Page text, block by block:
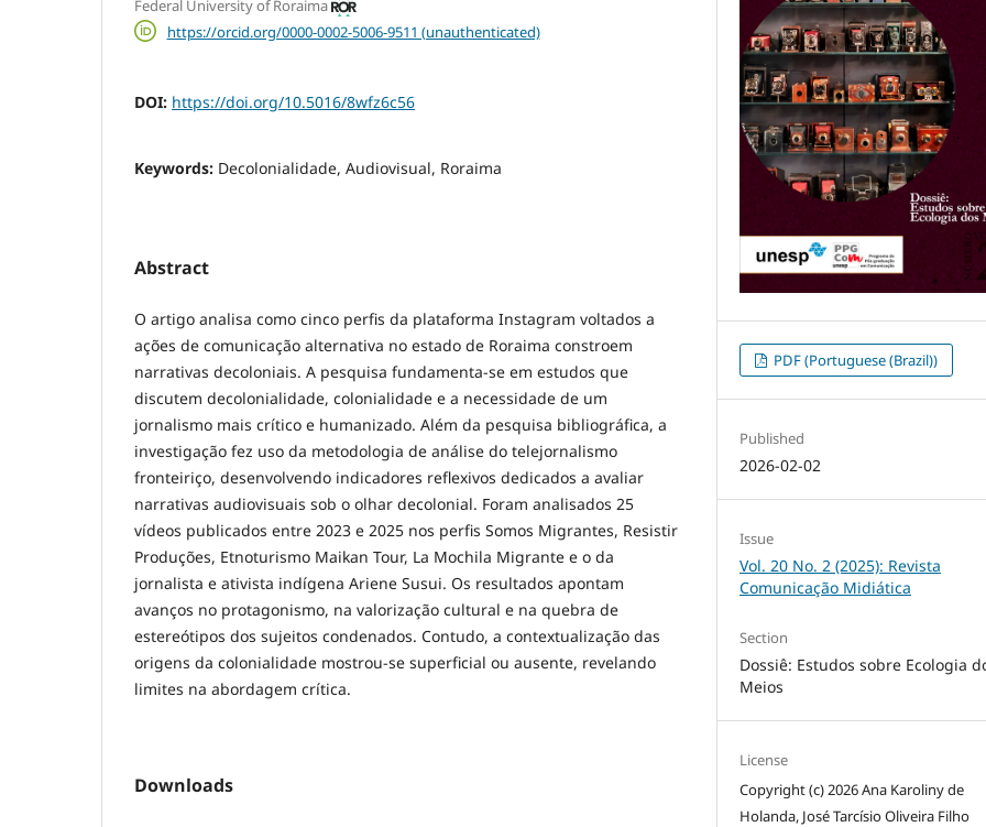
Federal University of Roraima
https://orcid.org/0000-0002-5006-9511 (unauthenticated)
DOI: https://doi.org/10.5016/8wfz6c56
Keywords: Decolonialidade, Audiovisual, Roraima
Abstract
O artigo analisa como cinco perfis da plataforma Instagram voltados a
ações de comunicação alternativa no estado de Roraima constroem
narrativas decoloniais. A pesquisa fundamenta-se em estudos que
discutem decolonialidade, colonialidade e a necessidade de um
jornalismo mais crítico e humanizado. Além da pesquisa bibliográfica, a
investigação fez uso da metodologia de análise do telejornalismo
fronteiriço, desenvolvendo indicadores reflexivos dedicados a avaliar
narrativas audiovisuais sob o olhar decolonial. Foram analisados 25
vídeos publicados entre 2023 e 2025 nos perfis Somos Migrantes, Resistir
Produções, Etnoturismo Maikan Tour, La Mochila Migrante e o da
jornalista e ativista indígena Ariene Susui. Os resultados apontam
avanços no protagonismo, na valorização cultural e na quebra de
estereótipos dos sujeitos condenados. Contudo, a contextualização das
origens da colonialidade mostrou-se superficial ou ausente, revelando
limites na abordagem crítica.
Downloads
PDF (Portuguese (Brazil))
Published
2026-02-02
Issue
Vol. 20 No. 2 (2025): Revista
Comunicação Midiática
Section
Dossiê: Estudos sobre Ecologia
Meios
License
Copyright (c) 2026 Ana Karoliny de
Holanda, José Tarcísio Oliveira Filho